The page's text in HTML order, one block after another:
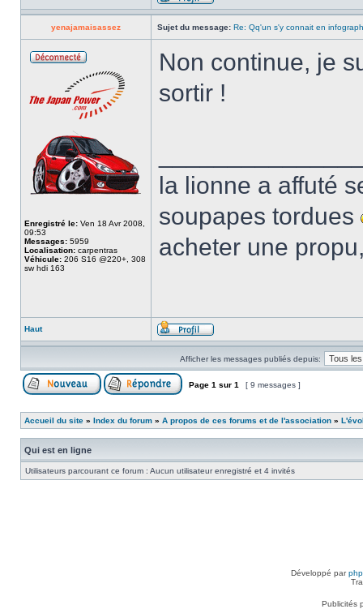
yenajamaisassez Sujet du message: Re: Qq'un s'y connait en
Enregistré le: Ven 18 Avr 2008,
09:53
Messages: 5959
Localisation: carpentras
Véhicule: 206 S16 @220+, 308
sw hdi 163
Non continue, je
sortir !
la lionne a affuté
soupapes tordues
acheter une
Haut
Afficher les messages publiés depuis:
Page 1 sur 1 [ 9 messages ]
Accueil du site » Index du forum » A propos de ces forums et de l'association »
Qui est en ligne
Utilisateurs parcourant ce forum : Aucun utilisateur enregistré et 4 invités
Développé par
Publicités